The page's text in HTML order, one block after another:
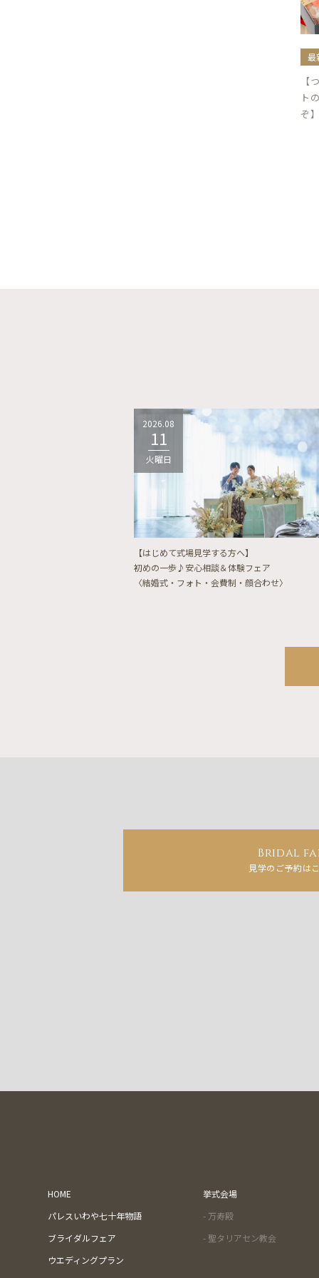
最
【
ト
ぞ
2026.08
11
火曜日
【はじめて式場見学する方へ】
初めの一歩♪安心相談＆体験フェア
〈結婚式・フォト・会費制・顔合わせ〉
Bridal
見学のご予約は
HOME
パレスいわや七十年物語
ブライダルフェア
ウエディングプラン
挙式会場
- 万寿殿
- 聖タリアセン教会